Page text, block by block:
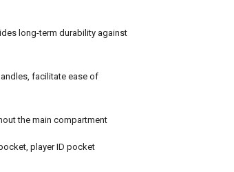
long-term durability against
facilitate ease of
the main compartment
player ID pocket